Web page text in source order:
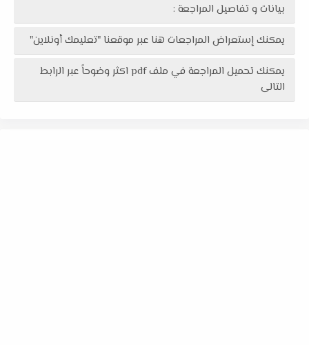
بيانات و تفاصيل المراجعة :
يمكنك إستعراض المراجعات هنا عبر موقعنا "تعليمك أونلاين"
يمكنك تحميل المراجعة في ملف pdf اكثر وضوحاً عبر الرابط
التالى